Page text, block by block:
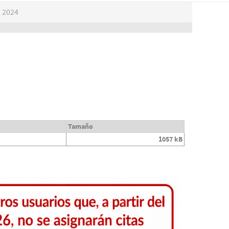
2024
Tamaño
1057 kB